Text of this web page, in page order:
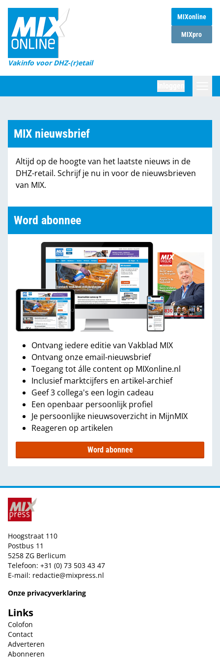
MIXonline
MIXpro
Vakinfo voor DHZ-(r)etail
Home
Magazines
DHZ Sessie
Marktcijfers
Partners
MIX nieuwsbrief
Altijd op de hoogte van het laatste nieuws in de
DHZ-retail. Schrijf je nu in voor de nieuwsbrieven
van MIX.
Word abonnee
Ontvang iedere editie van Vakblad MIX
Ontvang onze email-nieuwsbrief
Toegang tot álle content op MIXonline.nl
Inclusief marktcijfers en artikel-archief
Geef 3 collega's een login cadeau
Een openbaar persoonlijk profiel
Je persoonlijke nieuwsoverzicht in MijnMIX
Reageren op artikelen
Word abonnee
Hoogstraat 110
Postbus 11
5258 ZG Berlicum
Telefoon: +31 (0) 73 503 43 47
E-mail: redactie@mixpress.nl
Onze privacyverklaring
Links
Colofon
Contact
Adverteren
Abonneren